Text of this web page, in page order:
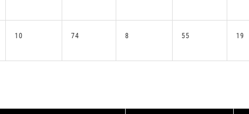
10 74 8 55 19